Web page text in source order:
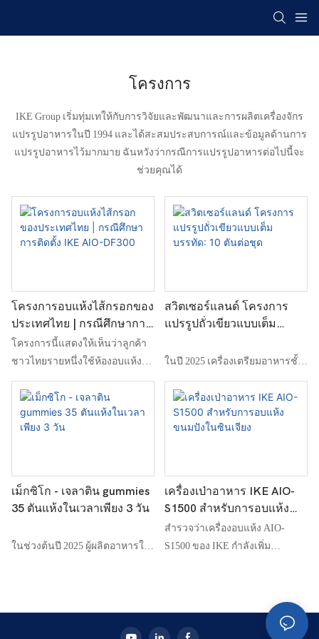
โครงการ
IKE Group เริ่มทุ่มเทให้กับการวิจัยและพัฒนาและการผลิตเครื่องจักร
แปรรูปอาหารในปี 1994 และได้สะสมประสบการณ์และข้อมูลด้านการ
แปรรูปอาหารไว้มากมาย ฉันหวังว่ากรณีการแปรรูปอาหารต่อไปนี้จะ
ช่วยคุณได้
โครงการอบแห้งไส้กรอกของ
ประเทศไทย | กรณีศึกษาการ
ติดตั้ง IKE AIO-DF300
โครงการนี้แสดงให้เห็นว่าลูกค้า
ชาวไทยรายหนึ่งใช้ห้องอบแห้ง
แบบปั๊มความร้อน IKE AIO-
DF300 เพื่อเพิ่มประสิทธิภาพใน
การอบแห้งไส้กรอก ลดการใช้
พลังงาน และรักษาคุณภาพของ
สวิตเซอร์แลนด์ โครงการ
แปรรูปถั่วเขียวแบบเต็ม
ในปี 2025 เครื่องเตรียมอาหารชั้น
นำของสวิสได้มีส่วนร่วมกับไอค์
เพื่อจัดหาสายแปรรูปถั่วเขียวที่
สมบูรณ์แบบที่ออกแบบมาเพื่อ
จัดการถั่วสด 10 ตันต่อแบทช์
ลวกการอบแห้งและอุปกรณ์บรรจุ
ภัณฑ์เพื่อให้ได้ประสิทธิภาพสูง
คุณภาพของผลิตภัณฑ์และ
มาตรฐานความปลอดภัยของ
กำหนดเอง S แปดหน่วยของ AIO-
1200GW ความร้อนปั๊มความร้อน
เม็กซิโก - เจลาติน gummies
35 ตันแห้งในเวลาเพียง 3 วัน
ในช่วงต้นปี 2025 ผู้ผลิตอาหารใน
ต่อคุณภาพของพวกเขา กำลังการ
เครื่องเป่าอาหาร IKE AIO-
S1500 สำหรับการอบแห้ง
ขนมปังในซินเจียง
สำรวจว่าเครื่องอบแห้ง AIO-
S1500 ของ IKE กำลังเพิ่ม
อบแห้งสี่เครื่องสำหรับการผลิต
ขนาดใหญ่ เครื่องจักรขั้นสูงที่ง่าย